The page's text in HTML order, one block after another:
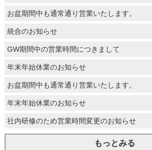
お盆期間中も通常通り営業いたします。
統合のお知らせ
GW期間中の営業時間につきまして
年末年始休業のお知らせ
お盆期間中も通常通り営業いたします。
年末年始休業のお知らせ
社内研修のため営業時間変更のお知らせ
もっとみる